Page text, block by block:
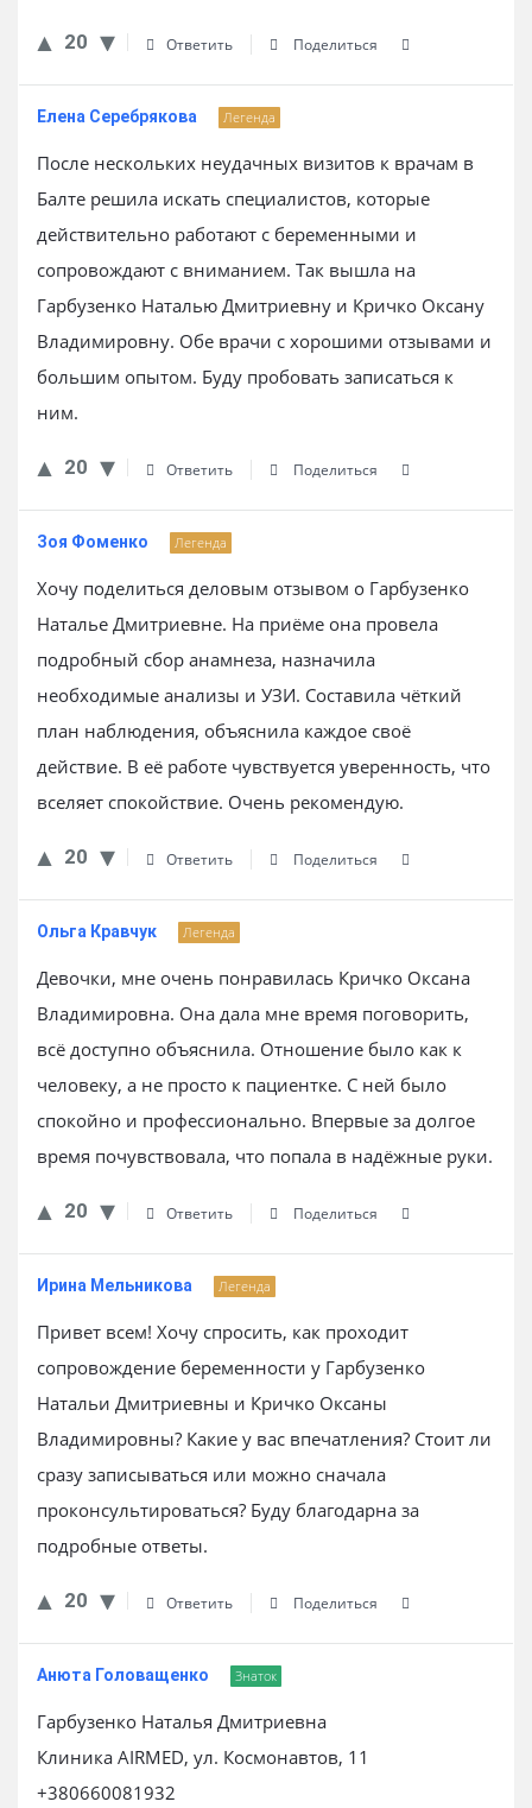
20 Ответить Поделиться
Елена Серебрякова Легенда
После нескольких неудачных визитов к врачам в
Балте решила искать специалистов, которые
действительно работают с беременными и
сопровождают с вниманием. Так вышла на
Гарбузенко Наталью Дмитриевну и Кричко Оксану
Владимировну. Обе врачи с хорошими отзывами и
большим опытом. Буду пробовать записаться к
ним.
20 Ответить Поделиться
Зоя Фоменко Легенда
Хочу поделиться деловым отзывом о Гарбузенко
Наталье Дмитриевне. На приёме она провела
подробный сбор анамнеза, назначила
необходимые анализы и УЗИ. Составила чёткий
план наблюдения, объяснила каждое своё
действие. В её работе чувствуется уверенность, что
вселяет спокойствие. Очень рекомендую.
20 Ответить Поделиться
Ольга Кравчук Легенда
Девочки, мне очень понравилась Кричко Оксана
Владимировна. Она дала мне время поговорить,
всё доступно объяснила. Отношение было как к
человеку, а не просто к пациентке. С ней было
спокойно и профессионально. Впервые за долгое
время почувствовала, что попала в надёжные руки.
20 Ответить Поделиться
Ирина Мельникова Легенда
Привет всем! Хочу спросить, как проходит
сопровождение беременности у Гарбузенко
Натальи Дмитриевны и Кричко Оксаны
Владимировны? Какие у вас впечатления? Стоит ли
сразу записываться или можно сначала
проконсультироваться? Буду благодарна за
подробные ответы.
20 Ответить Поделиться
Анюта Головащенко Знаток
Гарбузенко Наталья Дмитриевна
Клиника AIRMED, ул. Космонавтов, 11
+380660081932